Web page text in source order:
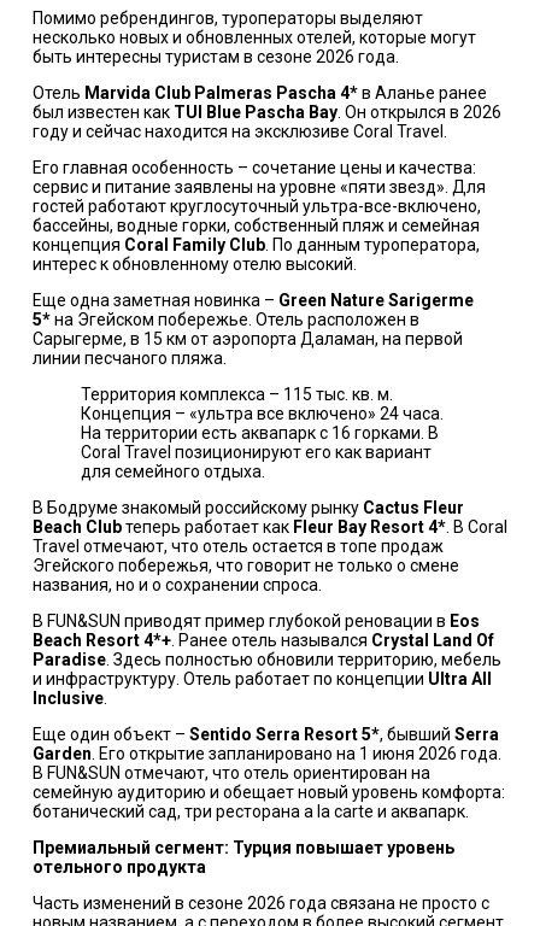
Помимо ребрендингов, туроператоры выделяют
несколько новых и обновленных отелей, которые могут
быть интересны туристам в сезоне 2026 года.
Отель Marvida Club Palmeras Pascha 4*в Аланье ранее
был известен как TUI Blue Pascha Bay. Он открылся в 2026
году и сейчас находится на эксклюзиве Coral Travel
Его главная особенность – сочетание цены и качества:
сервис и питание заявлены на уровне «пяти звезд». Для
гостей работают круглосуточный ультра-все-включено,
бассейны, водные горки, собственный пляж и семейная
концепция Coral Family Club. По данным туроператора,
интерес к обновленному отелю высокий.
Еще одна заметная новинка – Green Nature Sarigerme
5*на Эгейском побережье. Отель расположен в
Сарыгерме, в 15 км от аэропорта Даламан, на первой
линии песчаного пляжа.
Территория комплекса – 115 тыс. кв. м.
Концепция – «ультра все включено» 24 часа.
На территории есть аквапарк с 16 горками. В
Coral Travel позиционируют его как вариант
для семейного отдыха.
В Бодруме знакомый российскому рынку Cactus Fleur
Beach Clubтеперь работает как Fleur Bay Resort 4*. В Coral
Travel отмечают, что отель остается в топе продаж
Эгейского побережья, что говорит не только о смене
названия, но и о сохранении спроса.
В FUN&SUN приводят пример глубокой реновации в Eos
Beach Resort 4*+. Ранее отель назывался Crystal Land Of
Paradise. Здесь полностью обновили территорию, мебель
и инфраструктуру. Отель работает по концепции Ultra All
Inclusive.
Еще один объект – Sentido Serra Resort 5*, бывший Serra
Garden . Его открытие запланировано на 1 июня 2026 года.
В FUN&SUN отмечают, что отель ориентирован на
семейную аудиторию и обещает новый уровень комфорта:
ботанический сад, три ресторана a la carte и аквапарк.
Премиальный сегмент: Турция повышает уровень
отельного продукта
Часть изменений в сезоне 2026 года связана не просто с
новым названием, а с переходом в более высокий сегмент.